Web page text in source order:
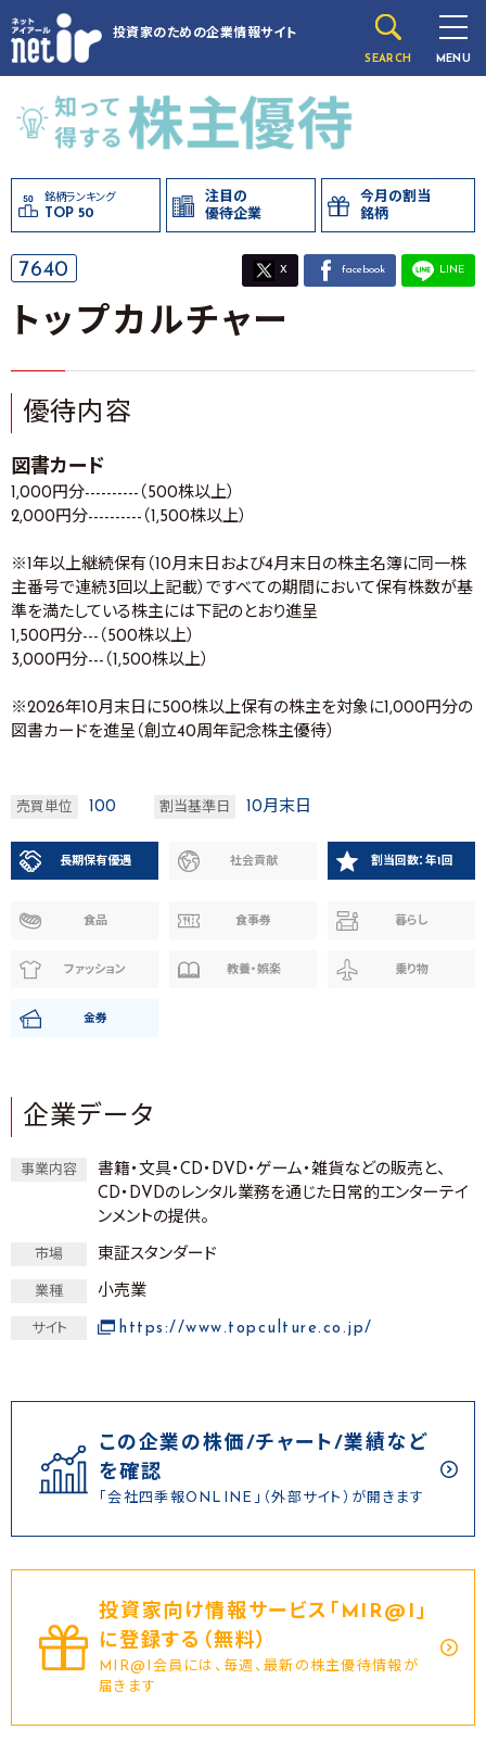
投資家のための企業情報サイト
SEARCH MENU
銘柄ランキング
TOP 50
注目の
優待企業
今月の割当
銘柄
7640 X facebook LINE
トップカルチャー
優待内容
図書カード
1,000円分----------（500株以上）
2,000円分----------（1,500株以上）
※1年以上継続保有（10月末日および4月末日の株主名簿に同一株
主番号で連続3回以上記載）ですべての期間において保有株数が基
準を満たしている株主には下記のとおり進呈
1,500円分---（500株以上）
3,000円分---（1,500株以上）
※2026年10月末日に500株以上保有の株主を対象に1,000円分の
図書カードを進呈（創立40周年記念株主優待）
売買単位 100 割当基準日 10月末日
長期保有優遇 社会貢献 割当回数：年1回
食品 食事券 暮らし
ファッション 教養・娯楽 乗り物
金券
企業データ
事業内容
書籍・文具・CD・DVD・ゲーム・雑貨などの販売と、
CD・DVDのレンタル業務を通じた日常的エンターテイ
ンメントの提供。
市場 東証スタンダード
業種 小売業
サイト https://www.topculture.co.jp/
この企業の株価/チャート/業績など
を確認
「会社四季報ONLINE」（外部サイト）が開きます
投資家向け情報サービス｢MIR@I｣
に登録する（無料）
MIR@I会員には、毎週、最新の株主優待情報が
届きます